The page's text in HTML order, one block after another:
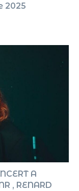
2025
A
, RENARD